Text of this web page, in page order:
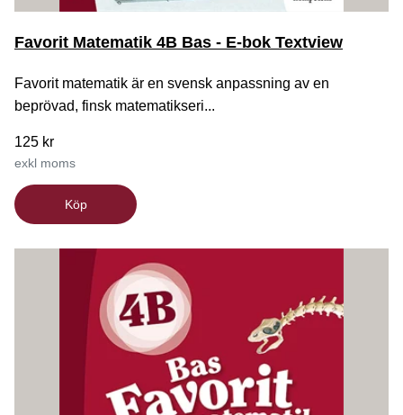
Favorit Matematik 4B Bas - E-bok Textview
Favorit matematik är en svensk anpassning av en
beprövad, finsk matematikseri...
125 kr
exkl moms
Köp